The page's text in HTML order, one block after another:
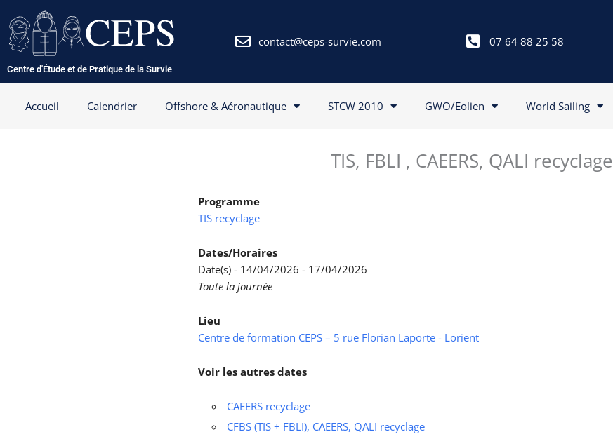
au
contenu
Centre d'Étude et de Pratique de la Survie
contact@ceps-survie.com 07 64 88 25 58
Accueil Calendrier Offshore & Aéronautique STCW 2010 GWO/Eolien World Sailing
TIS, FBLI , CAEERS, QALI recyclage
Programme
TIS recyclage
Dates/Horaires
Date(s) - 14/04/2026 - 17/04/2026
Toute la journée
Lieu
Centre de formation CEPS – 5 rue Florian Laporte - Lorient
Voir les autres dates
CAEERS recyclage
CFBS (TIS + FBLI), CAEERS, QALI recyclage